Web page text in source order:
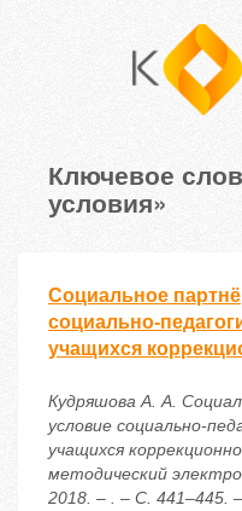
Ключевое
условия»
Социальное
социально-
учащихся
Кудряшова А. А.
условие социально-
учащихся
методический
2018. – . – С. 441–445.